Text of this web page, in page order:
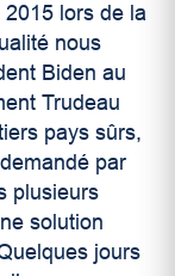
lors de la
nous
Biden au
Trudeau
pays sûrs,
par
plusieurs
solution
jours